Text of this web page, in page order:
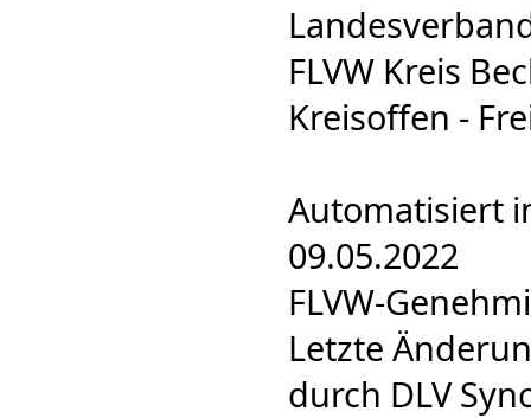
FLVW Kreis
Kreisoffen -
Automatisiert
09.05.2022
FLVW-
Letzte
durch DLV